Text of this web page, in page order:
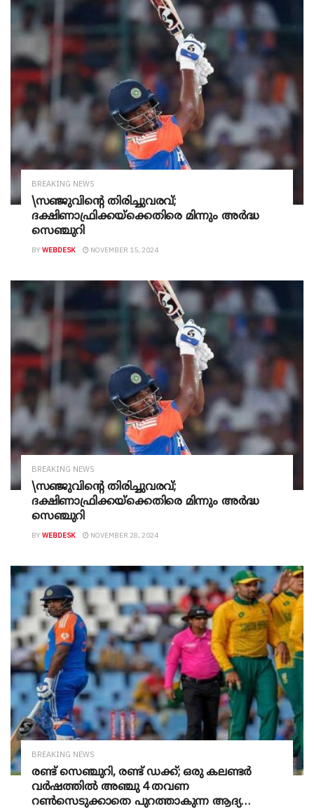
BREAKING NEWS
\സഞ്ജുവിന്റെ തിരിച്ചുവരവ്;
ദക്ഷിണാഫ്രിക്കയ്ക്കെതിരെ മിന്നും അർദ്ധ
സെഞ്ചുറി
BY WEBDESK NOVEMBER 15, 2024
BREAKING NEWS
\സഞ്ജുവിന്റെ തിരിച്ചുവരവ്;
ദക്ഷിണാഫ്രിക്കയ്ക്കെതിരെ മിന്നും അർദ്ധ
സെഞ്ചുറി
BY WEBDESK NOVEMBER 28, 2024
BREAKING NEWS
രണ്ട് സെഞ്ചുറി, രണ്ട് ഡക്ക്; ഒരു കലണ്ടർ
വർഷത്തിൽ അഞ്ചു 4 തവണ
റൺസെടുക്കാതെ പുറത്താകുന്ന ആദ്യ